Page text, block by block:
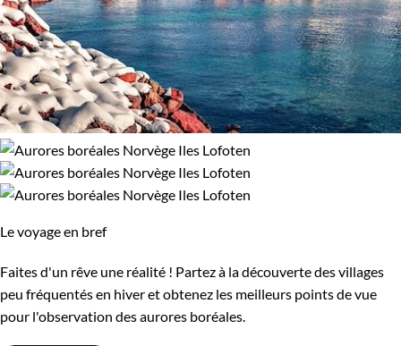
Le voyage en bref
Faites d'un rêve une réalité ! Partez à la découverte des villages
peu fréquentés en hiver et obtenez les meilleurs points de vue
pour l'observation des aurores boréales.